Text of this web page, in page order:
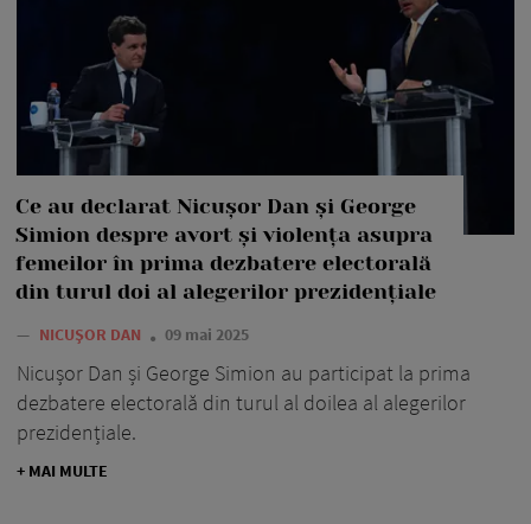
Ce au declarat Nicușor Dan și George
Simion despre avort și violența asupra
femeilor în prima dezbatere electorală
din turul doi al alegerilor prezidențiale
— NICUȘOR DAN 09 mai 2025
Nicușor Dan și George Simion au participat la prima
dezbatere electorală din turul al doilea al alegerilor
prezidențiale.
+ MAI MULTE